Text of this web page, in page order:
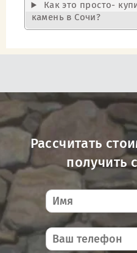
Как это просто-
камень в Сочи?
Рассчитать
получить